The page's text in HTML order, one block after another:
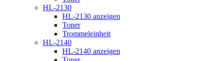
HL-2130
HL-2130 anzeigen
Toner
Trommeleinheit
HL-2140
HL-2140 anzeigen